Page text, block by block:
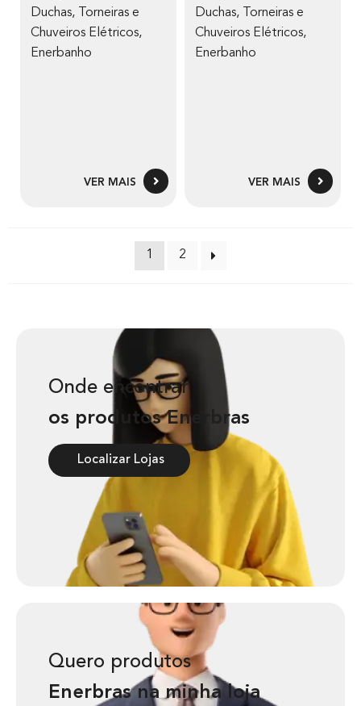
Duchas, Torneiras e
Chuveiros Elétricos,
Enerbanho
VER MAIS
Duchas, Torneiras e
Chuveiros Elétricos,
Enerbanho
VER MAIS
1 2
Onde encontrar
os produtos Enerbras
Localizar Lojas
Quero produtos
Enerbras na minha loja